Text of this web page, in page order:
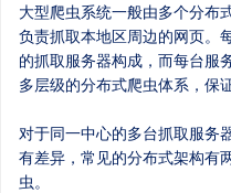
大型爬虫系统一般由多个分布
负责抓取本地区周边的网页。
的抓取服务器构成，而每台服
多层级的分布式爬虫体系，保
对于同一中心的多台抓取服务
有差异，常见的分布式架构有
虫。